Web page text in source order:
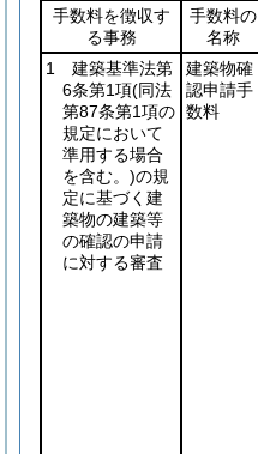
手数料を徴収す
る事務
手数料の
名称
1 建築基準法第
6条第1項(同法
第87条第1項の
規定において
準用する場合
を含む。)の規
定に基づく建
築物の建築等
の確認の申請
に対する審査
建築物確
認申請手
数料